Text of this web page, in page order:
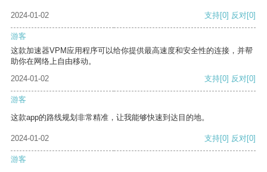
2024-01-02 支持[0] 反对[0]
游客
这款加速器VPM应用程序可以给你提供最高速度和安全性的连接，并帮
助你在网络上自由移动。
2024-01-02
支持[0] 反对[0]
游客
这款app的路线规划非常精准，让我能够快速到达目的地。
2024-01-02 支持[0] 反对[0]
游客